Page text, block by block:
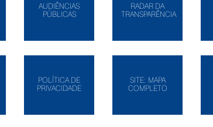
AUDIÊNCIAS
PÚBLICAS
RADAR DA
TRANSPARÊNCIA
POLÍTICA DE
PRIVACIDADE
SITE: MAPA
COMPLETO